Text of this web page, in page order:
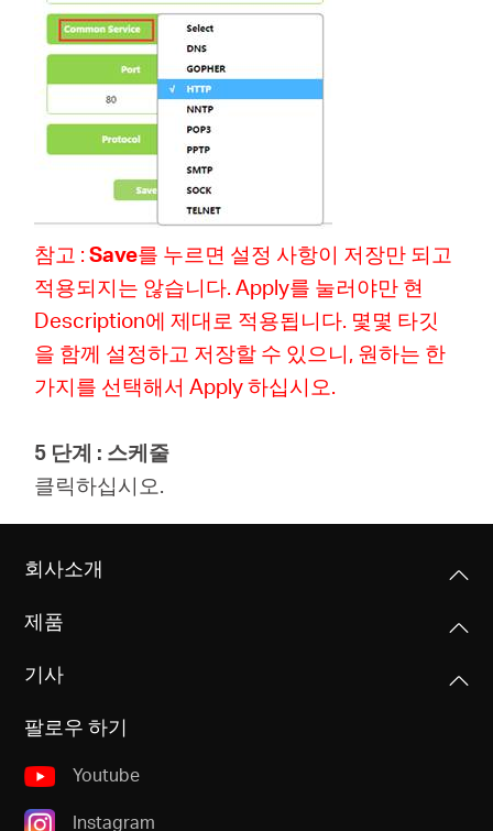
참고 :Save를 누르면 설정 사항이 저장만 되고
적용되지는 않습니다. Apply를 눌러야만 현
Description에 제대로 적용됩니다. 몇몇 타깃
을 함께 설정하고 저장할 수 있으니, 원하는 한
가지를 선택해서 Apply 하십시오.
5 단계 : 스케줄
클릭하십시오.
회사소개
제품
기사
팔로우 하기
Youtube
Instagram